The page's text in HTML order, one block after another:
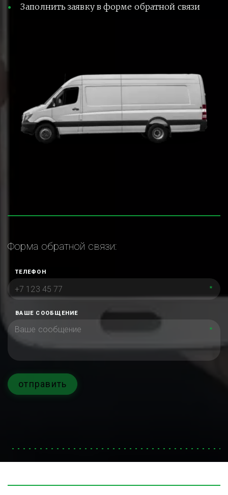
Заполнить заявку в форме обратной связи
Форма обратной связи:
ТЕЛЕФОН
*
ВАШЕ СООБЩЕНИЕ
*
отправить